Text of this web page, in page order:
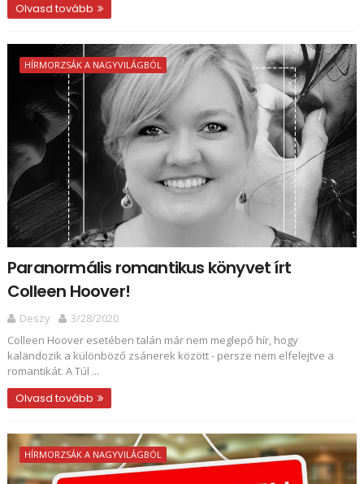
Olvasd tovább
HÍRMORZSÁK A NAGYVILÁGBÓL
Paranormális romantikus könyvet írt
Colleen Hoover!
Deszy
3/28/2020
Colleen Hoover esetében talán már nem meglepő hír, hogy
kalandozik a különböző zsánerek között - persze nem elfelejtve a
romantikát. A Túl ...
Olvasd tovább
HÍRMORZSÁK A NAGYVILÁGBÓL